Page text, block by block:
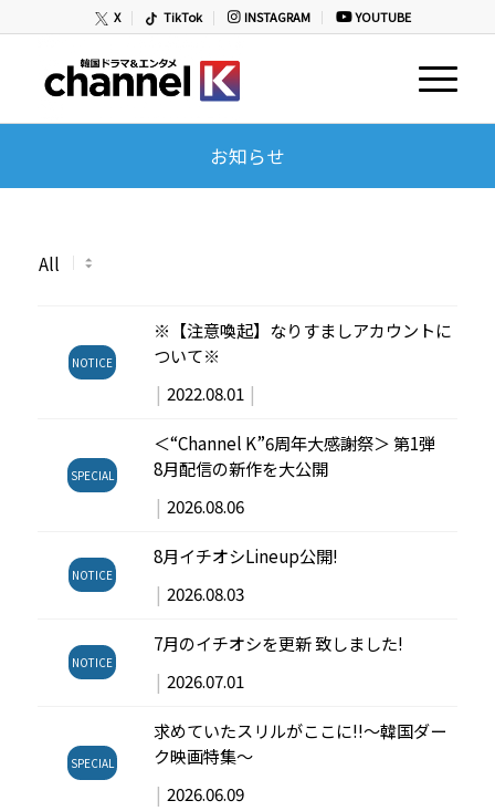
X TikTok INSTAGRAM YOUTUBE
お知らせ
NOTICE
※【注意喚起】なりすましアカウントに
ついて※
| 2022.08.01 |
SPECIAL
＜“Channel K”6周年大感謝祭＞ 第1弾
8月配信の新作を大公開
| 2026.08.06
NOTICE
8月イチオシLineup公開!
| 2026.08.03
NOTICE
7月のイチオシを更新 致しました!
| 2026.07.01
SPECIAL
求めていたスリルがここに!!～韓国ダー
ク映画特集～
| 2026.06.09